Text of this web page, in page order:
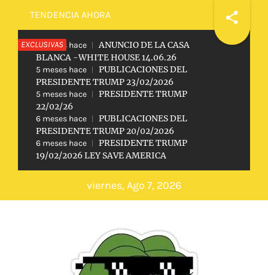
Saltar
contenido
TENDENCIA AHORA
EXCLUSIVAS
2 meses hace
ANUNCIO DE LA CASA
BLANCA -WHITE HOUSE 14.06.26
5 meses hace
PUBLICACIONES DEL
PRESIDENTE TRUMP 23/02/2026
5 meses hace
PRESIDENTE TRUMP
22/02/26
6 meses hace
PUBLICACIONES DEL
PRESIDENTE TRUMP 20/02/2026
6 meses hace
PRESIDENTE TRUMP
19/02/2026 LEY SAVE AMERICA
viernes, Ago 7, 2026